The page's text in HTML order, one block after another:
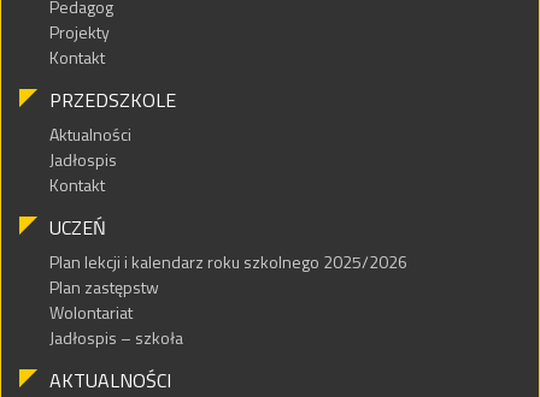
Pedagog
Projekty
Kontakt
PRZEDSZKOLE
Aktualności
Jadłospis
Kontakt
UCZEŃ
Plan lekcji i kalendarz roku szkolnego 2025/2026
Plan zastępstw
Wolontariat
Jadłospis – szkoła
AKTUALNOŚCI